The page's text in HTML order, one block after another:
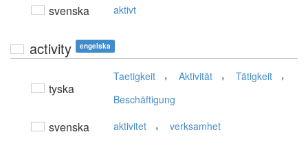
svenska aktivt
activity engelska
tyska
Taetigkeit , Aktivität , Tätigkeit ,
Beschäftigung
svenska aktivitet , verksamhet